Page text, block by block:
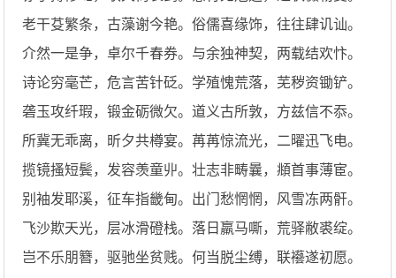
老干芟繁条，古藻谢今艳。俗儒喜缘饰，往往肆讥讪。
介然一是争，卓尔千春券。与余独神契，两载结欢忭。
诗论穷毫芒，危言苦针砭。学殖愧荒落，芜秽资锄铲。
砻玉攻纤瑕，锻金砺微欠。道义古所敦，方兹信不忝。
所冀无乖离，昕夕共樽宴。苒苒惊流光，二曜迅飞电。
揽镜搔短鬓，发容羡童丱。壮志非畴曩，頫首事薄宦。
别袖发耶溪，征车指畿甸。出门愁惘惘，风雪冻两骭。
飞沙欺天光，层冰滑磴栈。落日羸马嘶，荒驿敝裘绽。
岂不乐朋簪，驱驰坐贫贱。何当脱尘缚，联襼遂初愿。